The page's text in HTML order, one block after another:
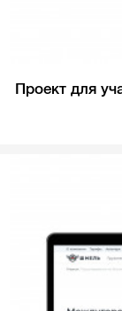
Проект для